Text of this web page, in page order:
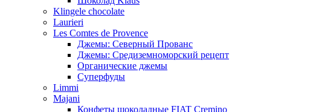
Klingele chocolate
Laurieri
Les Comtes de Provence
Джемы: Северный Прованс
Джемы: Средиземноморский рецепт
Органические джемы
Суперфуды
Limmi
Majani
Конфеты шоколадные FIAT Cremino